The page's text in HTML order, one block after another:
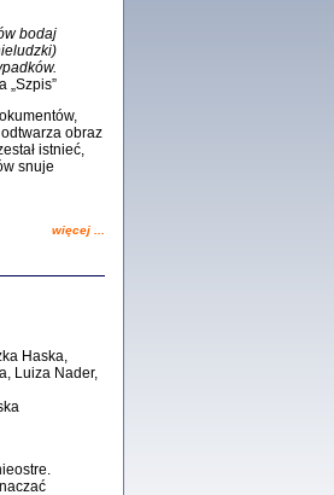
bodaj
„Szpis”
obraz
istnieć,
snuje
więcej ...
Haska,
Luiza Nader,